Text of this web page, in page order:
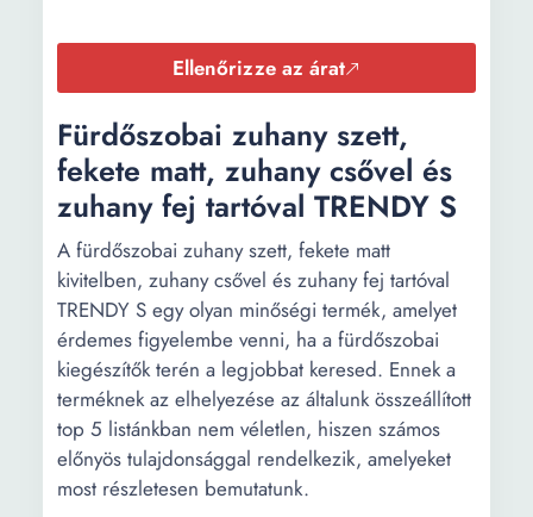
Ellenőrizze az árat
Fürdőszobai zuhany szett,
fekete matt, zuhany csővel és
zuhany fej tartóval TRENDY S
A fürdőszobai zuhany szett, fekete matt
kivitelben, zuhany csővel és zuhany fej tartóval
TRENDY S egy olyan minőségi termék, amelyet
érdemes figyelembe venni, ha a fürdőszobai
kiegészítők terén a legjobbat keresed. Ennek a
terméknek az elhelyezése az általunk összeállított
top 5 listánkban nem véletlen, hiszen számos
előnyös tulajdonsággal rendelkezik, amelyeket
most részletesen bemutatunk.